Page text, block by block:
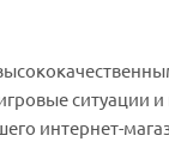
ситуации и
интернет-